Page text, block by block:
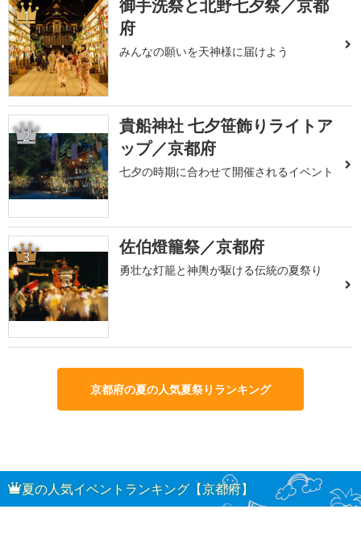
1
御手洗祭と北野七夕祭／京都
府
みんなの願いを天神様に届けよう
2
貴船神社 七夕笹飾りライトア
ップ／京都府
七夕の時期に合わせて開催されるイベント
3 佐伯燈籠祭／京都府
勇壮な灯籠と神輿が駆ける伝統の夏祭り
京都府の夏の人気夏祭りランキング
夏の人気イベントランキング【京都府】